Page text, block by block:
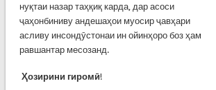
нуқтаи назар таҳқиқ карда, дар асоси
ҷаҳонбиниву андешаҳои муосир ҷавҳари
асливу инсондӯстонаи ин ойинҳоро боз ҳам
равшантар месозанд.
Ҳозирини гиромӣ!